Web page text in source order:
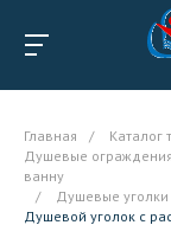
Главная / Каталог
Душевые ограждения
ванну
/
Душевые уголки
Душевой уголок с